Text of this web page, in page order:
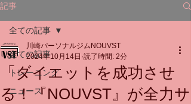
トレーニングの流れ 施設
スタッフ よくある質問 料金
お問い合わせ
記事
全ての記事
トレーニング
ニュース
全ての記事
「ダイエットを成功させ
る！『NOUVST』が全力サ
川崎パーソナルジムNOUVST
2024年10月14日 読了時間: 2分